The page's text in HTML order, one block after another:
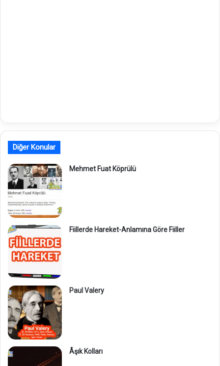
Diğer Konular
Mehmet Fuat Köprülü
Fiillerde Hareket-Anlamına Göre Fiiller
Paul Valery
Âşık Kolları